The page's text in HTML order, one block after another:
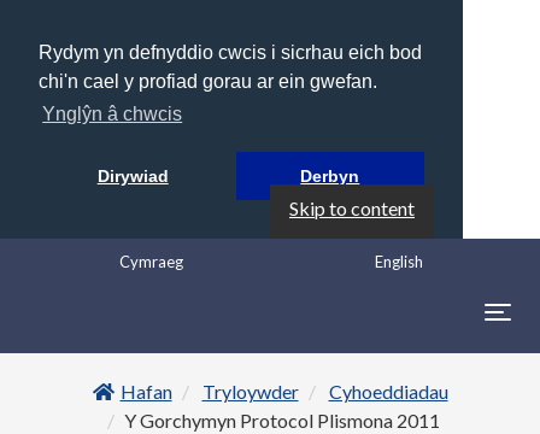
Rydym yn defnyddio cwcis i sicrhau eich bod
chi'n cael y profiad gorau ar ein gwefan.
Ynglŷn â chwcis
Dirywiad Derbyn
Skip to content
English
Cymraeg
Hafan
Tryloywder
Cyhoeddiadau
Y Gorchymyn Protocol Plismona 2011